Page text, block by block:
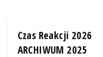
Czas Reakcji 2026
ARCHIWUM 2025